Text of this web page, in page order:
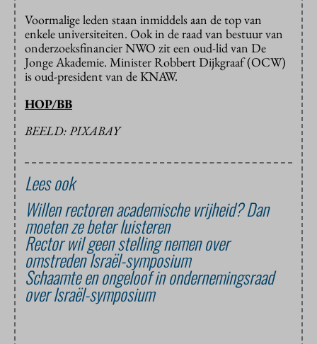
Voormalige leden staan inmiddels aan de top van
enkele universiteiten. Ook in de raad van bestuur van
onderzoeksfinancier NWO zit een oud-lid van De
Jonge Akademie. Minister Robbert Dijkgraaf (OCW)
is oud-president van de KNAW.
HOP/BB
BEELD: PIXABAY
Lees ook
Willen rectoren academische vrijheid? Dan
moeten ze beter luisteren
Rector wil geen stelling nemen over
omstreden Israël-symposium
Schaamte en ongeloof in ondernemingsraad
over Israël-symposium